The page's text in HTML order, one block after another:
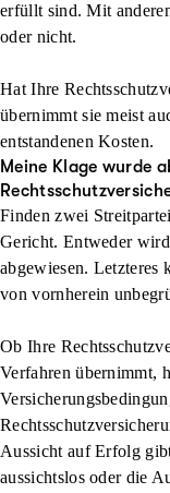
erfüllt sind. Mit
oder nicht.
Hat Ihre
übernimmt sie meist
entstandenen Kosten.
Meine Klage wurde
Finden zwei
Gericht. Entweder
abgewiesen. Letzteres
von vornherein
Ob Ihre
Verfahren übernimmt,
Aussicht auf Erfolg
aussichtslos oder die